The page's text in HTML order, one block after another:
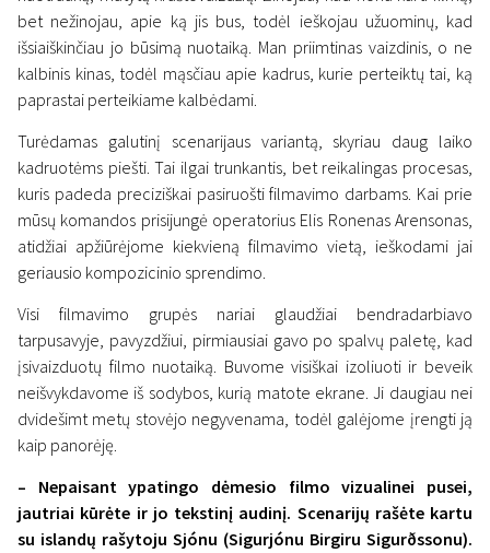
bet nežinojau, apie ką jis bus, todėl ieškojau užuominų, kad
išsiaiškinčiau jo būsimą nuotaiką. Man priimtinas vaizdinis, o ne
kalbinis kinas, todėl mąsčiau apie kadrus, kurie perteiktų tai, ką
paprastai perteikiame kalbėdami.
Turėdamas galutinį scenarijaus variantą, skyriau daug laiko
kadruotėms piešti. Tai ilgai trunkantis, bet reikalingas procesas,
kuris padeda preciziškai pasiruošti filmavimo darbams. Kai prie
mūsų komandos prisijungė operatorius Elis Ronenas Arensonas,
atidžiai apžiūrėjome kiekvieną filmavimo vietą, ieškodami jai
geriausio kompozicinio sprendimo.
Visi filmavimo grupės nariai glaudžiai bendradarbiavo
tarpusavyje, pavyzdžiui, pirmiausiai gavo po spalvų paletę, kad
įsivaizduotų filmo nuotaiką. Buvome visiškai izoliuoti ir beveik
neišvykdavome iš sodybos, kurią matote ekrane. Ji daugiau nei
dvidešimt metų stovėjo negyvenama, todėl galėjome įrengti ją
kaip panorėję.
– Nepaisant ypatingo dėmesio filmo vizualinei pusei,
jautriai kūrėte ir jo tekstinį audinį. Scenarijų rašėte kartu
su islandų rašytoju Sjónu (Sigurjónu Birgiru Sigurðssonu).